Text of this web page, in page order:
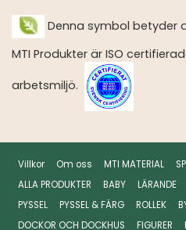
Denna symbol betyder
MTI Produkter är ISO
arbetsmiljö.
Villkor Om oss MTI MATERIAL
ALLA PRODUKTER
BABY LÄRANDE
PYSSEL
PYSSEL & FÄRG ROLLEK
DOCKOR OCH DOCKHUS
FIGURER